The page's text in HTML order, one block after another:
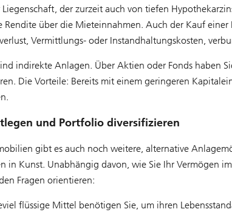
der zurzeit auch von tiefen
Rendite über die Mieteinnahmen. Auch der Kauf
Vermittlungs- oder Instandhaltungskosten,
indirekte Anlagen. Über Aktien oder Fonds haben
Die Vorteile: Bereits mit einem geringeren
und Portfolio diversifizieren
gibt es auch noch weitere, alternative
in Kunst. Unabhängig davon, wie Sie Ihr Vermögen
Fragen orientieren:
flüssige Mittel benötigen Sie, um ihren